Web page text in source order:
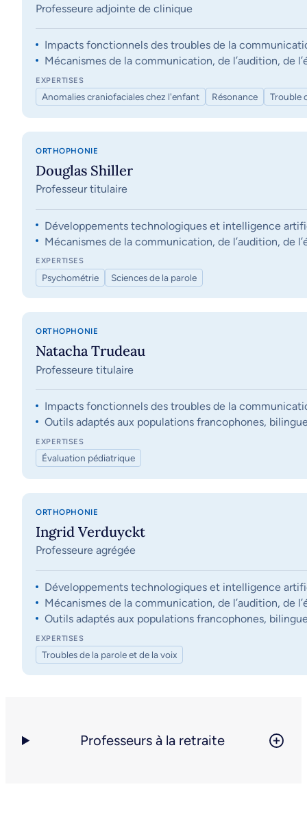
Professeure adjointe de clinique
Impacts fonctionnels des troubles de la
Mécanismes de la communication, de l’audition, de
EXPERTISES
Anomalies craniofaciales chez l'enfant Résonance Trouble
ORTHOPHONIE
Douglas Shiller
Professeur titulaire
Développements technologiques et intelligence
Mécanismes de la communication, de l’audition, de
EXPERTISES
Psychométrie Sciences de la parole
ORTHOPHONIE
Natacha Trudeau
Professeure titulaire
Impacts fonctionnels des troubles de la
Outils adaptés aux populations francophones,
EXPERTISES
Évaluation pédiatrique
ORTHOPHONIE
Ingrid Verduyckt
Professeure agrégée
Développements technologiques et intelligence
Mécanismes de la communication, de l’audition, de
Outils adaptés aux populations francophones,
EXPERTISES
Troubles de la parole et de la voix
Professeurs à la retraite